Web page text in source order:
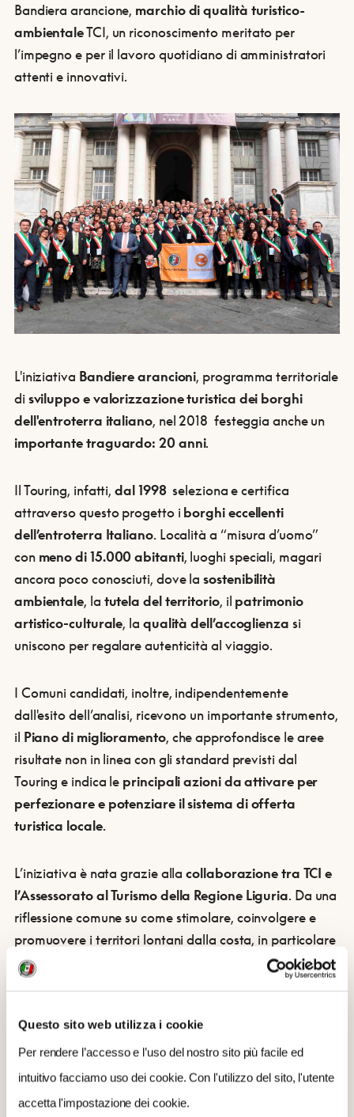
Questo sito web utilizza i cookie
Per rendere l’accesso e l’uso del nostro sito più facile ed
intuitivo facciamo uso dei cookie. Con l'utilizzo del sito, l'utente
accetta l'impostazione dei cookie.
Bandiera arancione, marchio di qualità turistico-
ambientaleTCI, un riconoscimento meritato per
l’impegno e per il lavoro quotidiano di amministratori
attenti e innovativi.
L'iniziativa Bandiere arancioni, programma territoriale
disviluppo e valorizzazione turistica dei borghi
dell'entroterra italiano, nel 2018 festeggia anche un
importante traguardo: 20 anni.
Il Touring, infatti,dal1998 seleziona e certifica
attraverso questo progetto iborghi eccellenti
dell’entroterra Italiano. Località a “misura d’uomo”
con meno di 15.000 abitanti, luoghi speciali, magari
ancora poco conosciuti, dove lasostenibilità
ambientale, la tutela del territorio, il patrimonio
artistico-culturale, la qualità dell’accoglienza si
uniscono per regalare autenticità al viaggio.
I Comuni candidati, inoltre, indipendentemente
dall'esito dell’analisi, ricevono un importante strumento,
il Piano di miglioramento, che approfondisce le aree
risultate non in linea con gli standard previsti dal
Touring e indica le principali azioni da attivare per
perfezionare e potenziare il sistema di offerta
turistica locale.
L’iniziativa è nata grazie allacollaborazione tra TCI e
l’Assessorato al Turismo della Regione Liguria. Da una
riflessione comune su come stimolare, coinvolgere e
promuovere i territori lontani dalla costa, in particolare
le loro località minori, Touring ha sviluppato ilModello
località che presentano la candidatura vengano
approfonditamente analizzate, anche sul campo,
attraverso la verifica dioltre 250 criteri di analisi,
raggruppati in
cinque macroaree